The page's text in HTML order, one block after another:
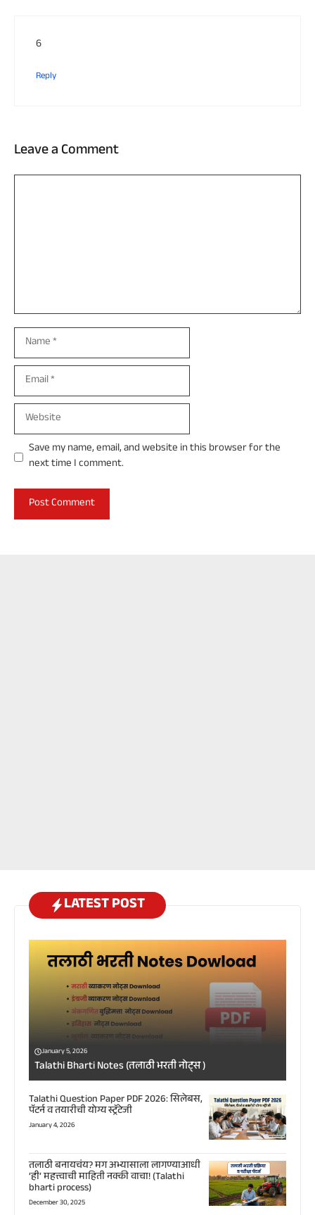
6
Reply
Leave a Comment
Comment
Name
Email
Website
Save my name, email, and website in this browser for the
next time I comment.
LATEST POST
January 5, 2026
Talathi Bharti Notes (तलाठी भरती नोट्स )
Talathi Question Paper PDF 2026: सिलेबस,
पॅटर्न व तयारीची योग्य स्ट्रॅटेजी
January 4, 2026
तलाठी बनायचंय? मग अभ्यासाला लागण्याआधी
‘ही’ महत्त्वाची माहिती नक्की वाचा! (Talathi
bharti process)
December 30, 2025